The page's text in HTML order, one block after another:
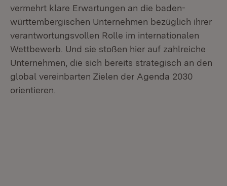
vermehrt klare Erwartungen an die baden-
württembergischen Unternehmen bezüglich ihrer
verantwortungsvollen Rolle im internationalen
Wettbewerb. Und sie stoßen hier auf zahlreiche
Unternehmen, die sich bereits strategisch an den
global vereinbarten Zielen der Agenda 2030
orientieren.